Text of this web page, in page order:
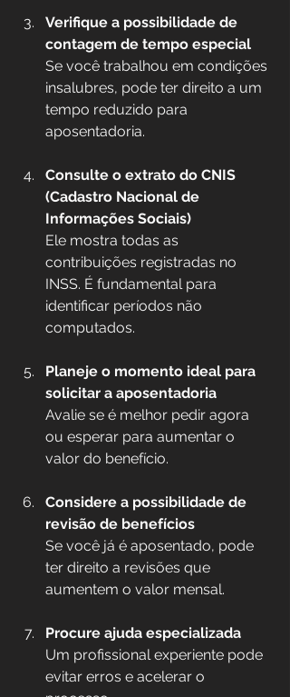
Verifique a possibilidade de
contagem de tempo especial
Se você trabalhou em condições
insalubres, pode ter direito a um
tempo reduzido para
aposentadoria.
Consulte o extrato do CNIS
(Cadastro Nacional de
Informações Sociais)
Ele mostra todas as
contribuições registradas no
INSS. É fundamental para
identificar períodos não
computados.
Planeje o momento ideal para
solicitar a aposentadoria
Avalie se é melhor pedir agora
ou esperar para aumentar o
valor do benefício.
Considere a possibilidade de
revisão de benefícios
Se você já é aposentado, pode
ter direito a revisões que
aumentem o valor mensal.
Procure ajuda especializada
Um profissional experiente pode
evitar erros e acelerar o